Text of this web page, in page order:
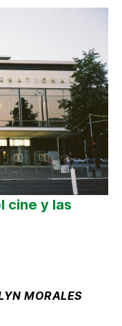
través
1:
locaciones
de
películas
que
puedes
visitar
cine y las
MORALES